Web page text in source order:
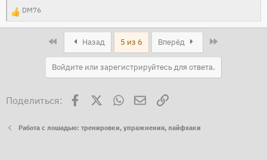
Р
е
и
DM76
Назад 5 из 6 Вперёд
Войдите или зарегистрируйтесь для ответа.
Поделиться: Facebook WhatsAppЭлектронная почта
Ссылка
Работа с лошадью: тренировки, упражнения, лайфхаки